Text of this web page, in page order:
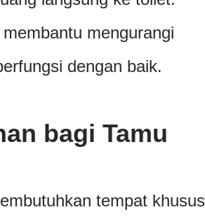
mengurangi
dengan baik.
bagi Tamu
tempat khusus